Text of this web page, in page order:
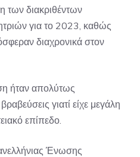
των διακριθέντων
για το 2023, καθώς
διαχρονικά στον
ήταν απολύτως
γιατί είχε μεγάλη
επίπεδο.
Ένωσης